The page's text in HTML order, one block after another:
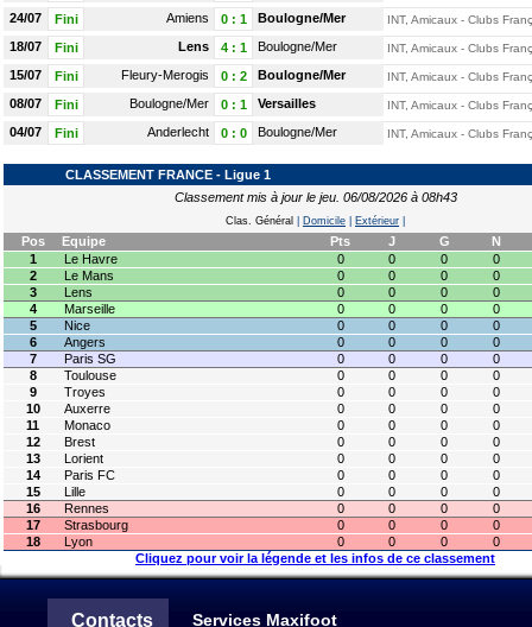
24/07 Fini Amiens 0: 1 Boulogne/Mer INT, Amicaux - Clubs
18/07 Fini Lens 4: 1 Boulogne/Mer INT, Amicaux - Clubs
15/07 Fini Fleury-Merogis 0: 2 Boulogne/Mer INT, Amicaux - Clubs
08/07 Fini Boulogne/Mer 0: 1 Versailles INT, Amicaux - Clubs
04/07 Fini Anderlecht 0: 0 Boulogne/Mer INT, Amicaux - Clubs
CLASSEMENT FRANCE - Ligue 1
Classement mis à jour le jeu. 06/08/2026 à 08h43
Clas. Général Domicile Extérieur
Pos Equipe Pts J G
N
1
Le Havre 0 0 0
0
2
Le Mans 0 0 0
0
3
Lens 0 0 0
0
4
Marseille 0 0 0
0
5
Nice 0 0 0
0
6
Angers 0 0 0
0
7
Paris SG 0 0 0
0
8
Toulouse 0 0 0
0
9
Troyes 0 0 0
0
10
Auxerre 0 0 0
0
11
Monaco 0 0 0
0
12
Brest 0 0 0
0
13
Lorient 0 0 0
0
14
Paris FC 0 0 0
0
15
Lille 0 0 0
0
16
Rennes 0 0 0
0
17
Strasbourg 0 0 0
0
18
Lyon 0 0 0
0
Cliquez pour voir la légende et les infos de ce classement
Contacts Services Maxifoot